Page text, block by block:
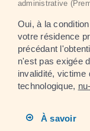
administrative
Oui, à la
votre résidence
précédant
n'est pas exigée
invalidité, victime
technologique,
À savoir